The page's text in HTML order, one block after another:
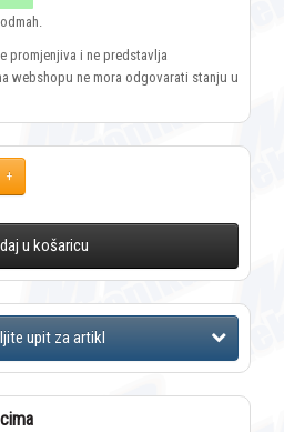
promjenjiva i ne predstavlja
webshopu ne mora odgovarati stanju u
u košaricu